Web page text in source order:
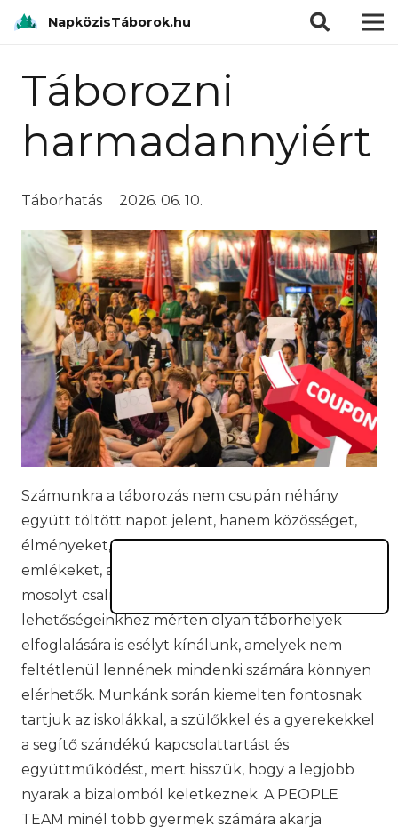
NapközisTáborok.hu
Táborozni
harmadannyiért
Táborhatás 2026. 06. 10.
Számunkra a táborozás nem csupán néhány
együtt töltött napot jelent, hanem közösséget,
élményeket, felfedezést, fejlődést és olyan
emlékeket, amelyek még hosszú évek múltán is
mosolyt csalnak az arcokra. Ezért a
lehetőségeinkhez mérten olyan táborhelyek
elfoglalására is esélyt kínálunk, amelyek nem
feltétlenül lennének mindenki számára könnyen
elérhetők. Munkánk során kiemelten fontosnak
tartjuk az iskolákkal, a szülőkkel és a gyerekekkel
a segítő szándékú kapcsolattartást és
együttműködést, mert hisszük, hogy a legjobb
nyarak a bizalomból keletkeznek. A PEOPLE
TEAM minél több gyermek számára akarja